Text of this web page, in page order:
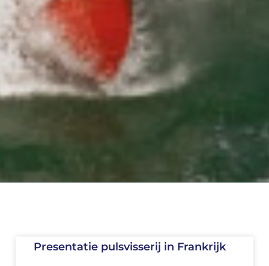
Presentatie pulsvisserij in Frankrijk